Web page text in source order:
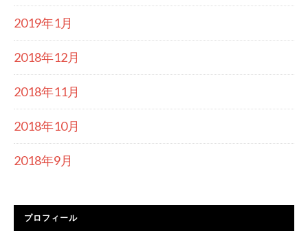
2019年1月
2018年12月
2018年11月
2018年10月
2018年9月
プロフィール